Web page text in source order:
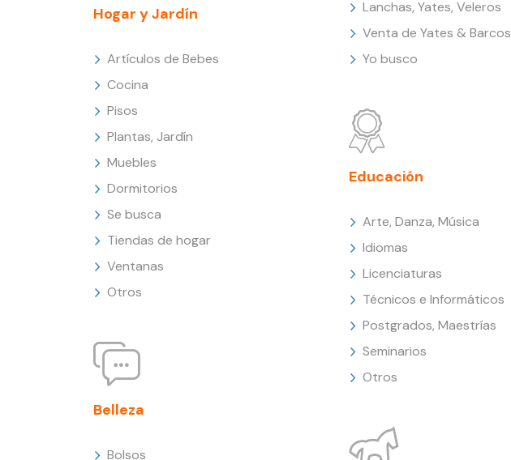
Hogar y Jardín
Artículos de Bebes
Cocina
Pisos
Plantas, Jardín
Muebles
Dormitorios
Se busca
Tiendas de hogar
Ventanas
Otros
Belleza
Bolsos
Lanchas, Yates, Veleros
Venta de Yates & Barcos
Yo busco
Educación
Arte, Danza, Música
Idiomas
Licenciaturas
Técnicos e Informáticos
Postgrados, Maestrías
Seminarios
Otros